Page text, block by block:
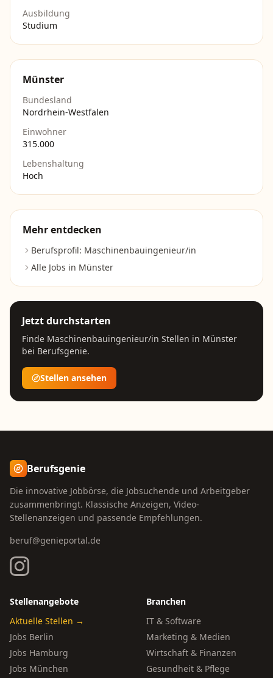
Ausbildung
Studium
Münster
Bundesland
Nordrhein-Westfalen
Einwohner
315.000
Lebenshaltung
Hoch
Mehr entdecken
Berufsprofil: Maschinenbauingenieur/in
Alle Jobs in Münster
Jetzt durchstarten
Finde Maschinenbauingenieur/in Stellen in Münster
bei Berufsgenie.
Stellen ansehen
Berufsgenie
Die innovative Jobbörse, die Jobsuchende und Arbeitgeber
zusammenbringt. Klassische Anzeigen, Video-
Stellenanzeigen und passende Empfehlungen.
beruf@genieportal.de
Stellenangebote
Aktuelle Stellen →
Jobs Berlin
Jobs Hamburg
Jobs München
Branchen
IT & Software
Marketing & Medien
Wirtschaft & Finanzen
Gesundheit & Pflege